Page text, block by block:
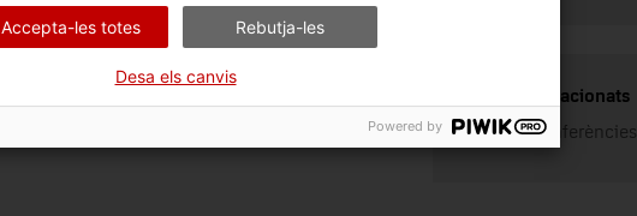
Enllaços relacionats
Cicle de conferències
Accepta-les totes Rebutja-les
Desa els canvis
Powered by